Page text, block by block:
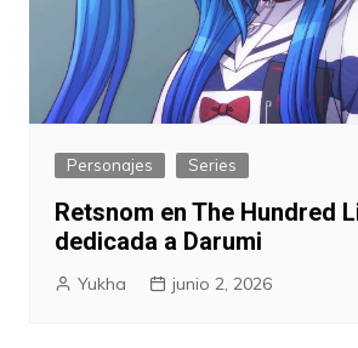
Personajes Series
Retsnom en The Hundred
dedicada a Darumi
Yukha junio 2, 2026